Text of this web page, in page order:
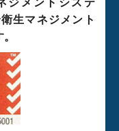
ジメントシステ
生マネジメント